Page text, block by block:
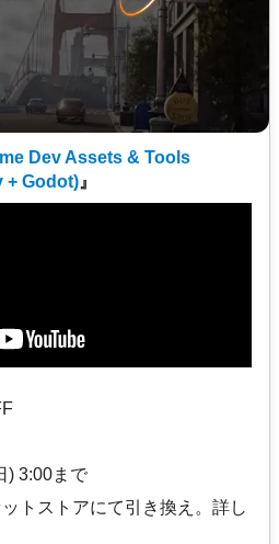
Dev Assets & Tools
+ Godot) 』
) 3:00まで
トストアにて引き換え。詳し